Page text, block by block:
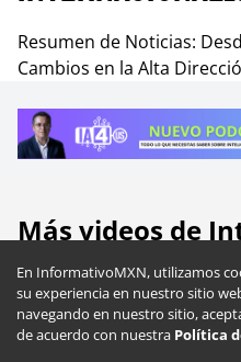
En InformativoMXN, utilizamos
su experiencia en nuestro sitio
navegando en nuestro sitio,
de acuerdo con nuestra Política
Resumen de Noticias:
Cambios en la Alta
Más videos de